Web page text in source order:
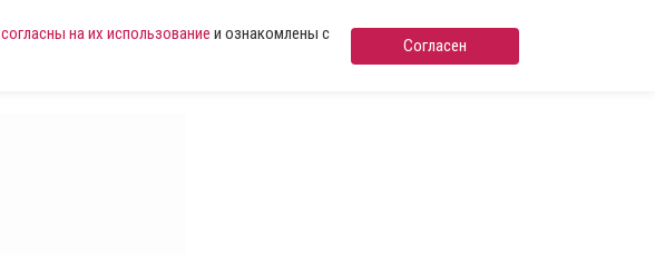
согласны на их использование и ознакомлены с
Согласен